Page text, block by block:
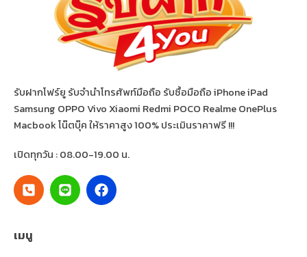
รับฝากโฟร์ยู รับจำนำโทรศัพท์มือถือ รับซื้อมือถือ iPhone iPad
Samsung OPPO Vivo Xiaomi Redmi POCO Realme OnePlus
Macbook โน๊ตบุ๊ค ให้ราคาสูง 100% ประเมินราคาฟรี !!!
เปิดทุกวัน : 08.00-19.00 น.
เมนู